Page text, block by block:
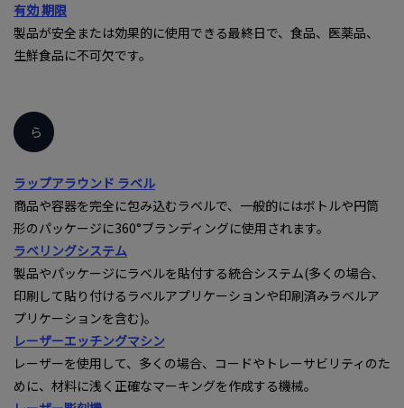
有効 期限
製品が安全または効果的に使用できる最終日で、食品、医薬品、
生鮮食品に不可欠です。
ら
ラップアラウンド ラベル
商品や容器を完全に包み込むラベルで、一般的にはボトルや円筒
形のパッケージに360°ブランディングに使用されます。
ラベリングシステム
製品やパッケージにラベルを貼付する統合システム(多くの場合、
印刷して貼り付けるラベルアプリケーションや印刷済みラベルア
プリケーションを含む)。
レーザーエッチングマシン
レーザーを使用して、多くの場合、コードやトレーサビリティのた
めに、材料に浅く正確なマーキングを作成する機械。